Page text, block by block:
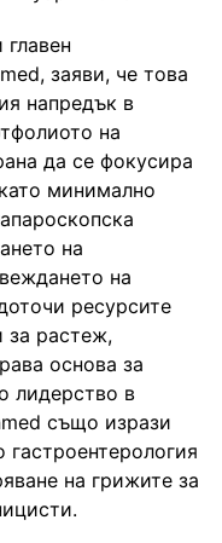
заяви, че това
напредък в
на
да се фокусира
минимално
на
на
ресурсите
за растеж,
основа за
лидерство в
също изрази
на грижите за